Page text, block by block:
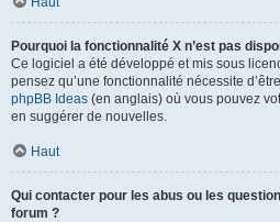
Pourquoi la fonctionnalité X n’est pas
Ce logiciel a été développé et mis sous
pensez qu’une fonctionnalité nécessite
phpBB Ideas (en anglais) où vous pouvez
en suggérer de nouvelles.
Haut
Qui contacter pour les abus ou les
forum ?